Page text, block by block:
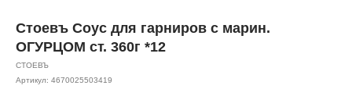
Стоевъ Соус для гарниров с марин.
ОГУРЦОМ ст. 360г *12
СТОЕВЪ
Артикул: 4670025503419